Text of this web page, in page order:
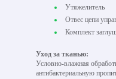
Утяжелитель
Отвес цепи
Комплект
Уход за тканью:
Условно-влажная
антибактериальную